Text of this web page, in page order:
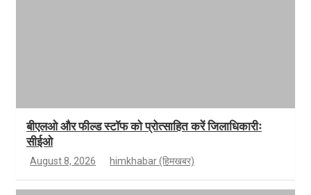
बीएलओ और फील्ड स्टॉफ को प्रोत्साहित करें जिलाधिकारीः
सीईओ
August 8, 2026 himkhabar (हिमखबर)